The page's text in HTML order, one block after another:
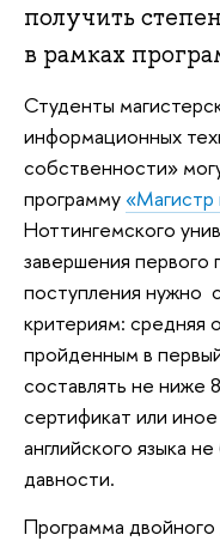
получить
в рамках
Студенты
информационных
собственности»
программу «Магистр
Ноттингемского
завершения
поступления нужно
критериям: средняя
пройденным в
составлять не ниже
сертификат или
английского языка
давности.
Программа